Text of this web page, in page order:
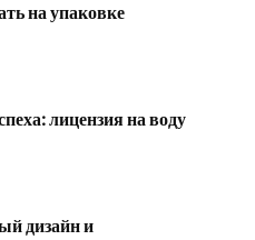
на упаковке
лицензия на воду
дизайн и